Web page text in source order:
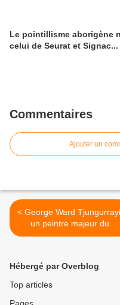
Le pointillisme aborigène
celui de Seurat et Signac...
Commentaires
Ajouter un
< George Ward Tjungurrayi,
un peintre majeur du
mouvement contemporain
Hébergé par Overblog
Top articles